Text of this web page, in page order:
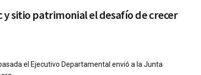
y sitio patrimonial el desafío de crecer
el Ejecutivo Departamental envió a la Junta